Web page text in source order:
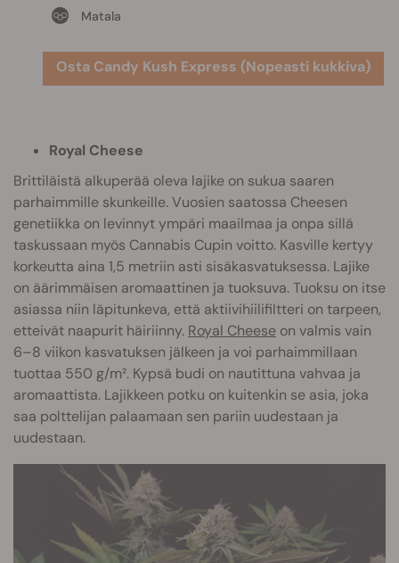
Matala
Osta Candy Kush Express (Nopeasti kukkiva)
Royal Cheese
Brittiläistä alkuperää oleva lajike on sukua saaren
parhaimmille skunkeille. Vuosien saatossa Cheesen
genetiikka on levinnyt ympäri maailmaa ja onpa sillä
taskussaan myös Cannabis Cupin voitto. Kasville kertyy
korkeutta aina 1,5 metriin asti sisäkasvatuksessa. Lajike
on äärimmäisen aromaattinen ja tuoksuva. Tuoksu on itse
asiassa niin läpitunkeva, että aktiivihiilifiltteri on tarpeen,
etteivät naapurit häiriinny. Royal Cheese on valmis vain
6–8 viikon kasvatuksen jälkeen ja voi parhaimmillaan
tuottaa 550 g/m². Kypsä budi on nautittuna vahvaa ja
aromaattista. Lajikkeen potku on kuitenkin se asia, joka
saa polttelijan palaamaan sen pariin uudestaan ja
uudestaan.